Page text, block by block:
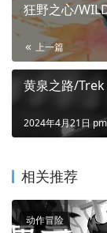
狂野之心/
上一篇
黄泉之路/
2024年4月21日
相关推荐
动作冒险